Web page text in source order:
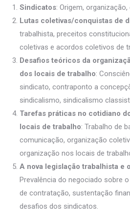
Sindicatos: Origem,
Lutas coletivas/conquistas de
trabalhista, preceitos
coletivas e acordos coletivos de
Desafios teóricos da
dos locais de trabalho:
sindicato, contraponto a
sindicalismo, sindicalismo
Tarefas práticas no cotidiano
locais de trabalho: Trabalho de
comunicação, organização
organização nos locais de
A nova legislação trabalhista e
Prevalência do negociado sobre
de contratação, sustentação
desafios dos sindicatos.